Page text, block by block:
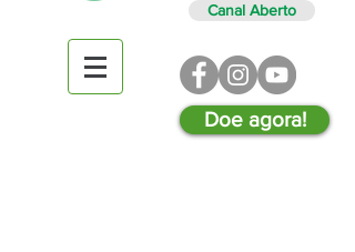
Canal Aberto
Doe agora!